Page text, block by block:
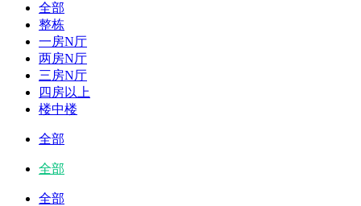
全部
整栋
一房N厅
两房N厅
三房N厅
四房以上
楼中楼
全部
全部
全部